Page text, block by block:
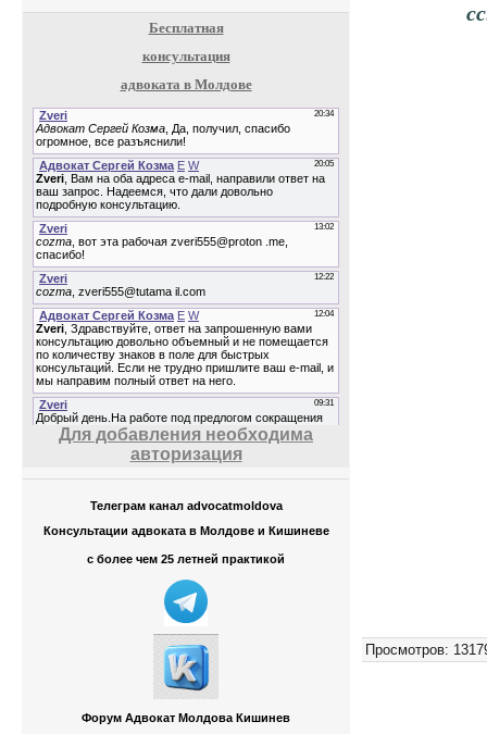
Бесплатная
консультация
адвоката в Молдове
Для добавления необходима
авторизация
Телеграм канал advocatmoldova
Консультации адвоката в Молдове и Кишиневе
с более чем 25 летней практикой
Форум Адвокат Молдова Кишинев
Просмотров: